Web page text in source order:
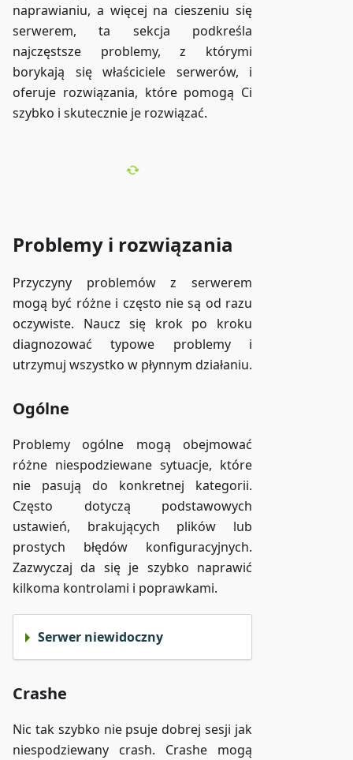
naprawianiu, a więcej na cieszeniu się
serwerem, ta sekcja podkreśla
najczęstsze problemy, z którymi
borykają się właściciele serwerów, i
oferuje rozwiązania, które pomogą Ci
szybko i skutecznie je rozwiązać.
Problemy i rozwiązania
Przyczyny problemów z serwerem
mogą być różne i często nie są od razu
oczywiste. Naucz się krok po kroku
diagnozować typowe problemy i
utrzymuj wszystko w płynnym działaniu.
Ogólne
Problemy ogólne mogą obejmować
różne niespodziewane sytuacje, które
nie pasują do konkretnej kategorii.
Często dotyczą podstawowych
ustawień, brakujących plików lub
prostych błędów konfiguracyjnych.
Zazwyczaj da się je szybko naprawić
kilkoma kontrolami i poprawkami.
Serwer niewidoczny
Crashe
Nic tak szybko nie psuje dobrej sesji jak
niespodziewany crash. Crashe mogą